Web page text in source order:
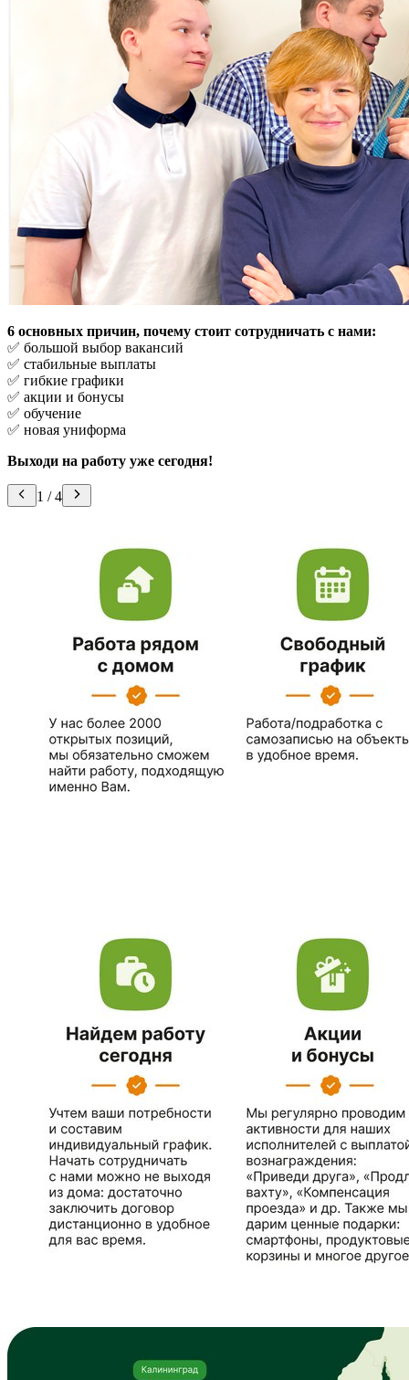
6 основных причин, почему стоит сотрудничать с нами:
✅ большой выбор вакансий
✅ стабильные выплаты
✅ гибкие графики
✅ акции и бонусы
✅ обучение
✅ новая униформа
Выходи на работу уже сегодня!
1 /4